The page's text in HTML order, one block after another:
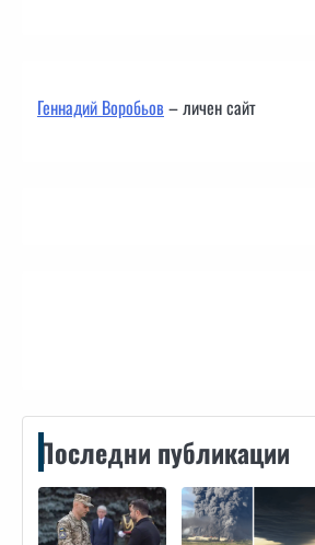
Геннадий Воробьов– личен сайт
Последни публикации